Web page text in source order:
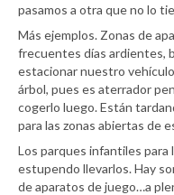
pasamos a otra que no lo
Más ejemplos. Zonas de
frecuentes días ardientes,
estacionar nuestro
árbol, pues es aterrador
cogerlo luego. Están
para las zonas abiertas de
Los parques infantiles para
estupendo llevarlos. Hay
de aparatos de juego…a